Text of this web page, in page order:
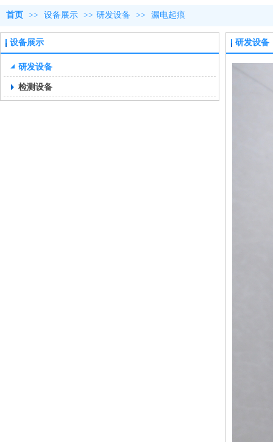
首页 >> 设备展示 >> 研发设备 >> 漏电起痕
设备展示
研发设备
检测设备
研发设备